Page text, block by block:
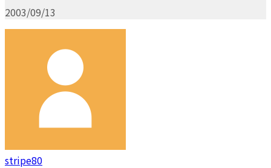
2003/09/13
stripe80